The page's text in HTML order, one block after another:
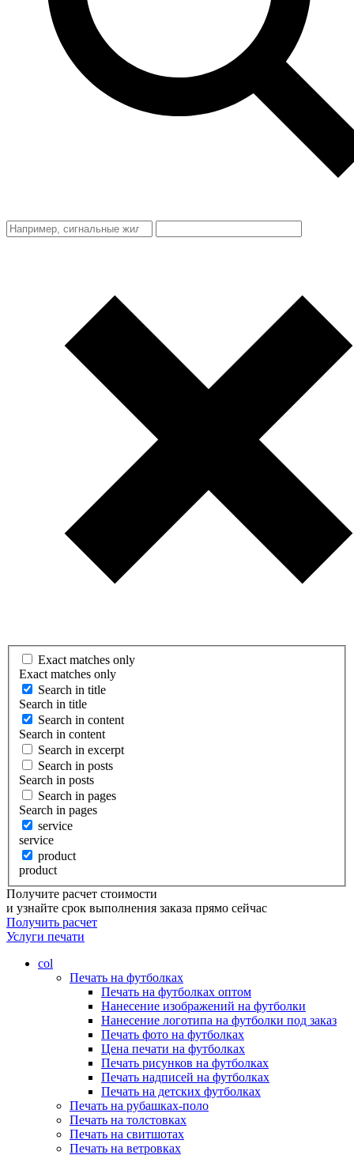
Exact matches only
Exact matches only
Search in title
Search in title
Search in content
Search in content
Search in excerpt
Search in posts
Search in posts
Search in pages
Search in pages
service
service
product
product
Получите расчет стоимости
и узнайте срок выполнения заказа прямо сейчас
Получить расчет
Услуги печати
col
Печать на футболках
Печать на футболках оптом
Нанесение изображений на футболки
Нанесение логотипа на футболки под заказ
Печать фото на футболках
Цена печати на футболках
Печать рисунков на футболках
Печать надписей на футболках
Печать на детских футболках
Печать на рубашках-поло
Печать на толстовках
Печать на свитшотах
Печать на ветровках